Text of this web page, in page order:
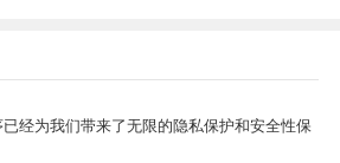
经为我们带来了无限的隐私保护和安全性保